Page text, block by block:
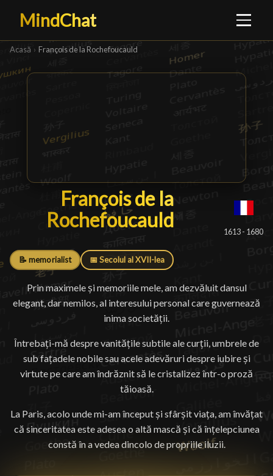
MindChat
Acasă › François de la Rochefoucauld
François de la
François de la
Rochefoucauld█ 1613 - 1680
📝 memorialist 📅 Secolul al XVII-lea
Prin maximele și memoriile mele, am dezvăluit dansul
elegant, dar nemilos, al interesului personal care guvernează
inima societății.
Întrebați-mă despre vanitățile subtile ale curții, umbrele de
sub fațadele nobile sau acele adevăruri despre iubire și
virtute pe care am îndrăznit să le cristalizez într-o proză
tăioasă.
La Paris, acolo unde mi-am început și sfârșit viața, am învățat
că sinceritatea este adesea o altă mască și că înțelepciunea
constă în a vedea dincolo de propriile iluzii.